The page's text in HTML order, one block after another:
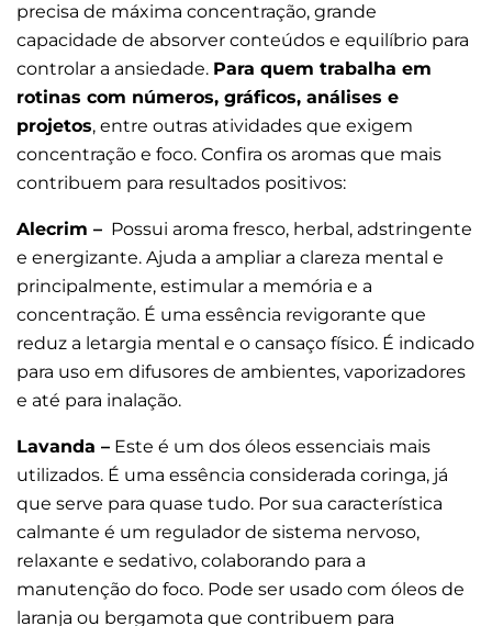
precisa de máxima concentração, grande
capacidade de absorver conteúdos e equilíbrio para
controlar a ansiedade. Para quem trabalha em
rotinas com números, gráficos, análises e
projetos, entre outras atividades que exigem
concentração e foco. Confira os aromas que mais
contribuem para resultados positivos:
Alecrim – Possui aroma fresco, herbal, adstringente
e energizante. Ajuda a ampliar a clareza mental e
principalmente, estimular a memória e a
concentração. É uma essência revigorante que
reduz a letargia mental e o cansaço físico. É indicado
para uso em difusores de ambientes, vaporizadores
e até para inalação.
Lavanda – Este é um dos óleos essenciais mais
utilizados. É uma essência considerada coringa, já
que serve para quase tudo. Por sua característica
calmante é um regulador de sistema nervoso,
relaxante e sedativo, colaborando para a
manutenção do foco. Pode ser usado com óleos de
laranja ou bergamota que contribuem para